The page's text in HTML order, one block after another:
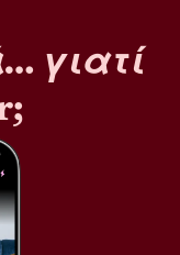
γιατί